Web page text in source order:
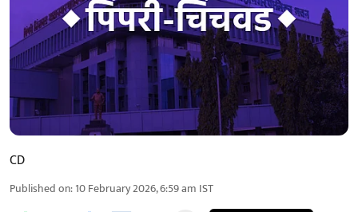
CD
Published on:10 February 2026, 6:59 am IST